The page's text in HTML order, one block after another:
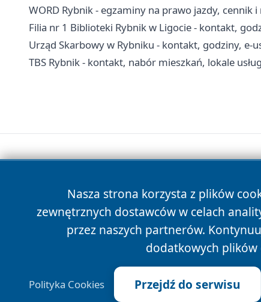
WORD Rybnik - egzaminy na prawo jazdy, cennik i
Filia nr 1 Biblioteki Rybnik w Ligocie - kontakt,
Urząd Skarbowy w Rybniku - kontakt, godziny, e-
TBS Rybnik - kontakt, nabór mieszkań, lokale
Nasza strona korzysta z plików
zewnętrznych dostawców w celach
przez naszych partnerów.
dodatkowych plików
Polityka Cookies Przejdź do serwisu